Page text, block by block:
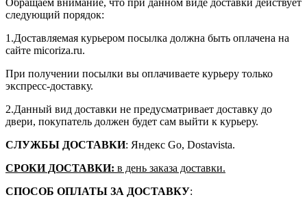
Обращаем внимание, что при данном виде доставки действует
следующий порядок:
1.Доставляемая курьером посылка должна быть оплачена на
сайте micoriza.ru.
При получении посылки вы оплачиваете курьеру только
экспресс-доставку.
2.Данный вид доставки не предусматривает доставку до
двери, покупатель должен будет сам выйти к курьеру.
СЛУЖБЫ ДОСТАВКИ: Яндекс Go, Dostavista.
СРОКИ ДОСТАВКИ: в день заказа доставки.
СПОСОБ ОПЛАТЫ ЗА ДОСТАВКУ: